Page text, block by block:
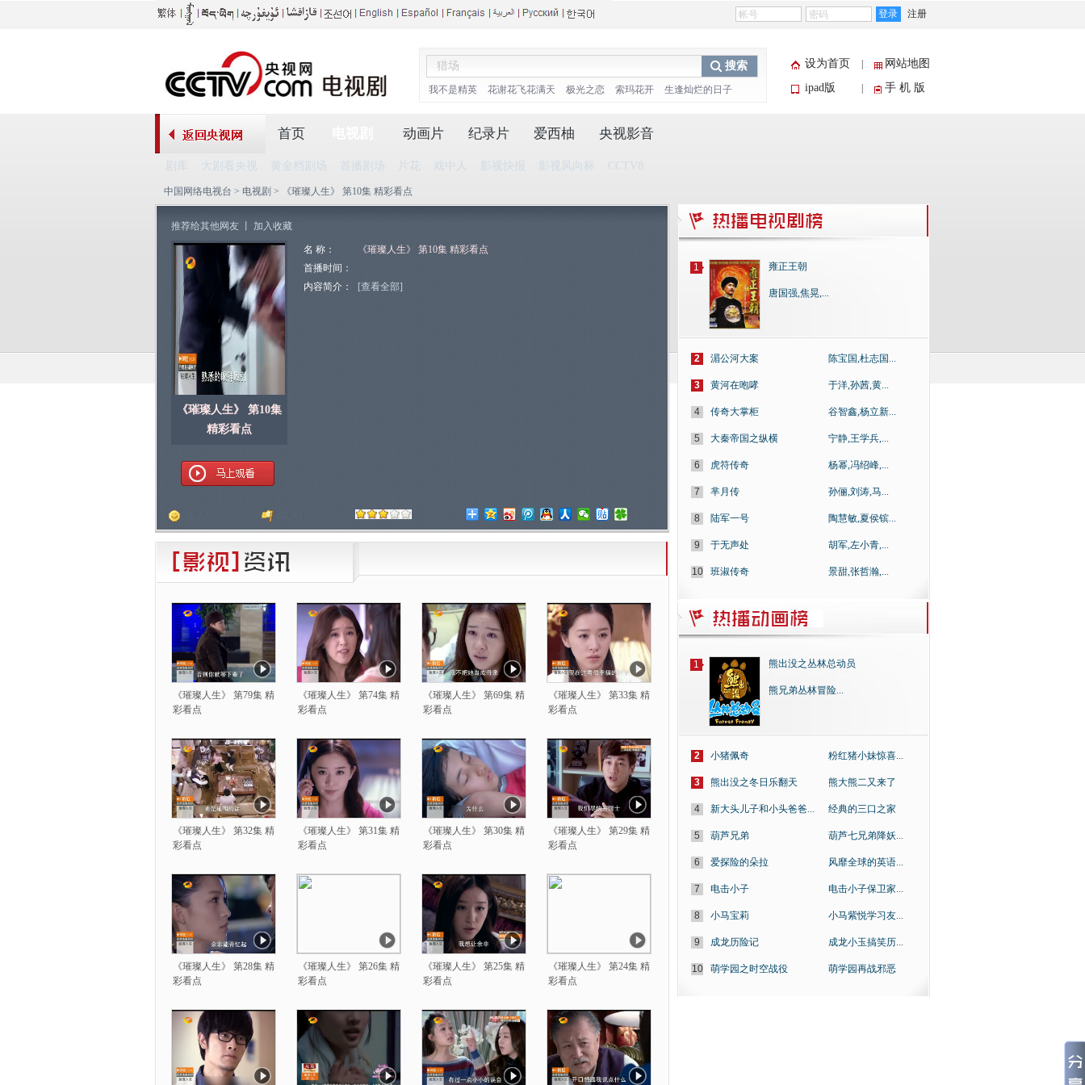
登录 注册
搜索
我不是精英 花谢花飞花满天 极光之恋 索玛花开 生逢灿烂的日子
设为首页
网站地图
ipad版
手 机 版
首页
剧库 大剧看央视 黄金档剧场 首播剧场 片花 戏中人 影视快报 影视风向标 CCTV8
动画片 纪录片 爱西柚 央视影音
中国网络电视台 > 电视剧 > 《璀璨人生》 第10集 精彩看点
推荐给其他网友 加入收藏
《璀璨人生》 第10集
精彩看点
名 称：
《璀璨人生》 第10集 精彩看点
首播时间：
内容简介：
[查看全部]
《璀璨人生》 第79集 精
彩看点
《璀璨人生》 第74集 精
彩看点
《璀璨人生》 第69集 精
彩看点
《璀璨人生》 第33集 精
彩看点
《璀璨人生》 第32集 精
彩看点
《璀璨人生》 第31集 精
彩看点
《璀璨人生》 第30集 精
彩看点
《璀璨人生》 第29集 精
彩看点
《璀璨人生》 第28集 精
彩看点
《璀璨人生》 第26集 精
彩看点
《璀璨人生》 第25集 精
彩看点
《璀璨人生》 第24集 精
彩看点
1 雍正王朝
唐国强,焦晃,...
2 湄公河大案 陈宝国,杜志国...
3 黄河在咆哮 于洋,孙茜,黄...
4 传奇大掌柜 谷智鑫,杨立新...
5 大秦帝国之纵横 宁静,王学兵,...
6 虎符传奇 杨幂,冯绍峰,...
7 芈月传 孙俪,刘涛,马...
8 陆军一号 陶慧敏,夏侯镔...
9 于无声处 胡军,左小青,...
10 班淑传奇 景甜,张哲瀚,...
1 熊出没之丛林总动员
熊兄弟丛林冒险...
2 小猪佩奇 粉红猪小妹惊喜...
3 熊出没之冬日乐翻天 熊大熊二又来了
4 新大头儿子和小头爸爸... 经典的三口之家
5 葫芦兄弟 葫芦七兄弟降妖...
6 爱探险的朵拉 风靡全球的英语...
7 电击小子 电击小子保卫家...
8 小马宝莉 小马紫悦学习友...
9 成龙历险记 成龙小玉搞笑历...
10 萌学园之时空战役 萌学园再战邪恶